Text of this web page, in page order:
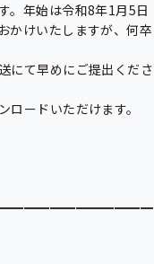
。年始は令和8年1月5日
かけいたしますが、何卒
にて早めにご提出くださ
ードいただけます。